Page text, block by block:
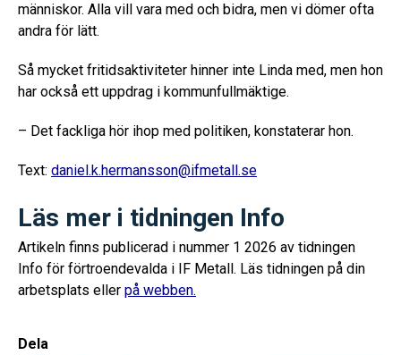
människor. Alla vill vara med och bidra, men vi dömer ofta
andra för lätt.
Så mycket fritidsaktiviteter hinner inte Linda med, men hon
har också ett uppdrag i kommunfullmäktige.
– Det fackliga hör ihop med politiken, konstaterar hon.
Text: daniel.k.hermansson@ifmetall.se
Läs mer i tidningen Info
Artikeln finns publicerad i nummer 1 2026 av tidningen
Info för förtroendevalda i IF Metall. Läs tidningen på din
arbetsplats eller på webben.
Dela